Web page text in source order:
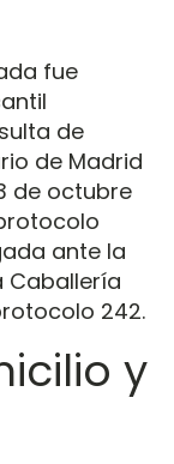
fue
de
de Madrid
de octubre
ante la
Caballería
242.
y